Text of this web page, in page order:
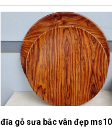
đĩa gỗ sưa bắc vân đẹp